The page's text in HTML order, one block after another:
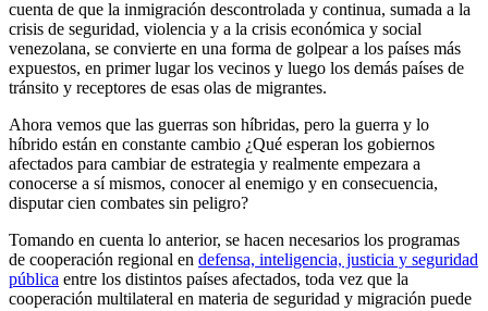
cuenta de que la inmigración descontrolada y continua, sumada a la
crisis de seguridad, violencia y a la crisis económica y social
venezolana, se convierte en una forma de golpear a los países más
expuestos, en primer lugar los vecinos y luego los demás países de
tránsito y receptores de esas olas de migrantes.
Ahora vemos que las guerras son híbridas, pero la guerra y lo
híbrido están en constante cambio ¿Qué esperan los gobiernos
afectados para cambiar de estrategia y realmente empezara a
conocerse a sí mismos, conocer al enemigo y en consecuencia,
disputar cien combates sin peligro?
Tomando en cuenta lo anterior, se hacen necesarios los programas
de cooperación regional en defensa, inteligencia, justicia y seguridad
pública entre los distintos países afectados, toda vez que la
cooperación multilateral en materia de seguridad y migración puede